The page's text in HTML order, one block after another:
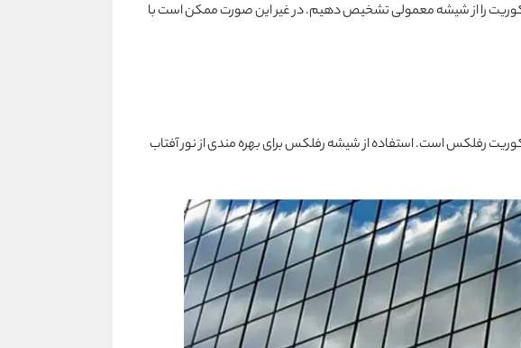
را از شیشه معمولی تشخیص دهیم. در غیر این صورت ممکن است با
رفلکس است. استفاده از شیشه رفلکس برای بهره مندی از نور آفتاب